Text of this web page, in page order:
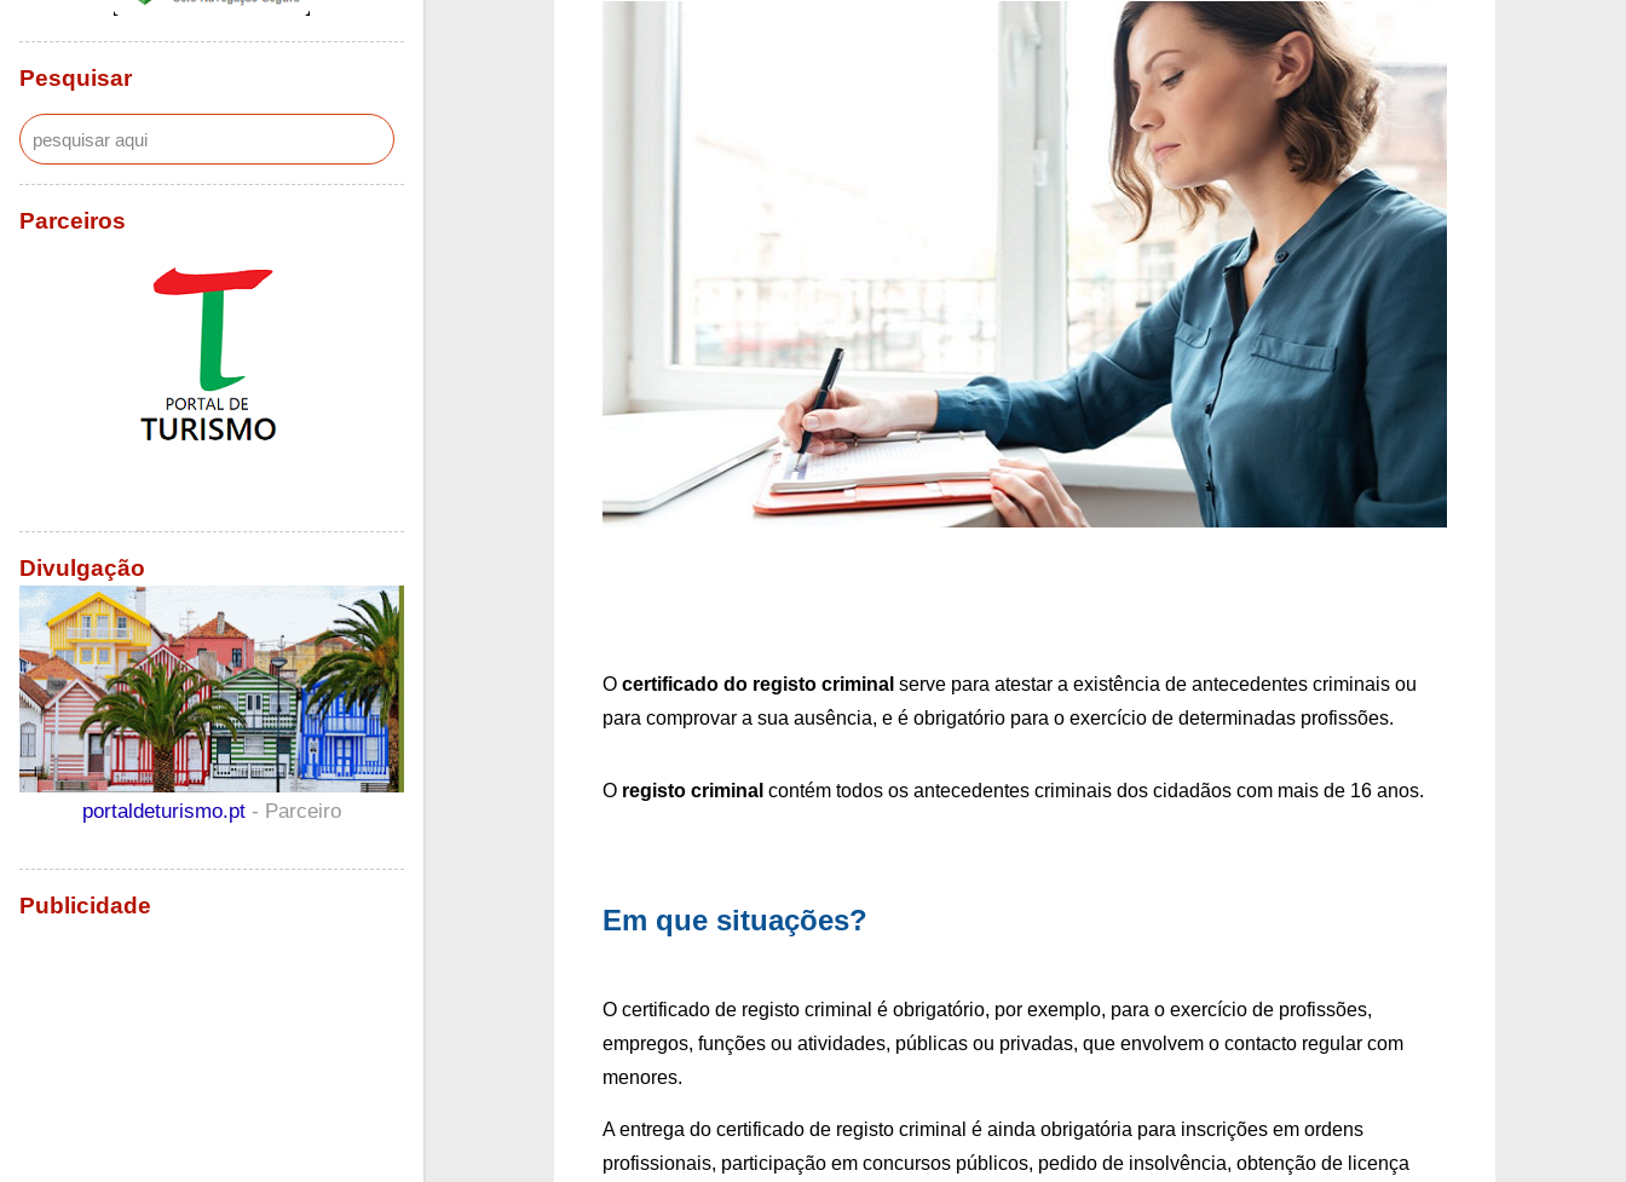
O certificado do registo criminal serve para atestar a existência de antecedentes criminais ou
para comprovar a sua ausência, e é obrigatório para o exercício de determinadas profissões.
O registo criminal contém todos os antecedentes criminais dos cidadãos com mais de 16 anos.
Em que situações?
O certificado de registo criminal é obrigatório, por exemplo, para o exercício de profissões,
empregos, funções ou atividades, públicas ou privadas, que envolvem o contacto regular com
menores.
A entrega do certificado de registo criminal é ainda obrigatória para inscrições em ordens
profissionais, participação em concursos públicos, pedido de insolvência, obtenção de licença
Pesquisar
Parceiros
Divulgação
portaldeturismo.pt - Parceiro
Publicidade